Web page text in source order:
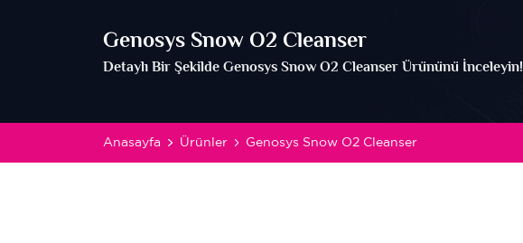
Genosys Snow O2 Cleanser
Detaylı Bir Şekilde Genosys Snow O2 Cleanser Ürününü İnceleyin!
Anasayfa Ürünler Genosys Snow O2 Cleanser